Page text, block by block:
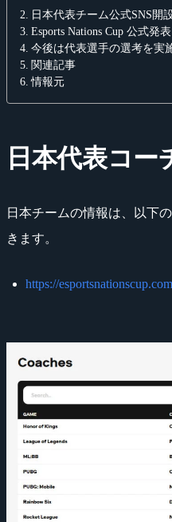
日本代表チーム公式SNS開
Esports Nations Cup 公式発表
今後は代表選手の選考を実
関連記事
情報元
日本代表コー
日本チームの情報は、以下
きます。
https://